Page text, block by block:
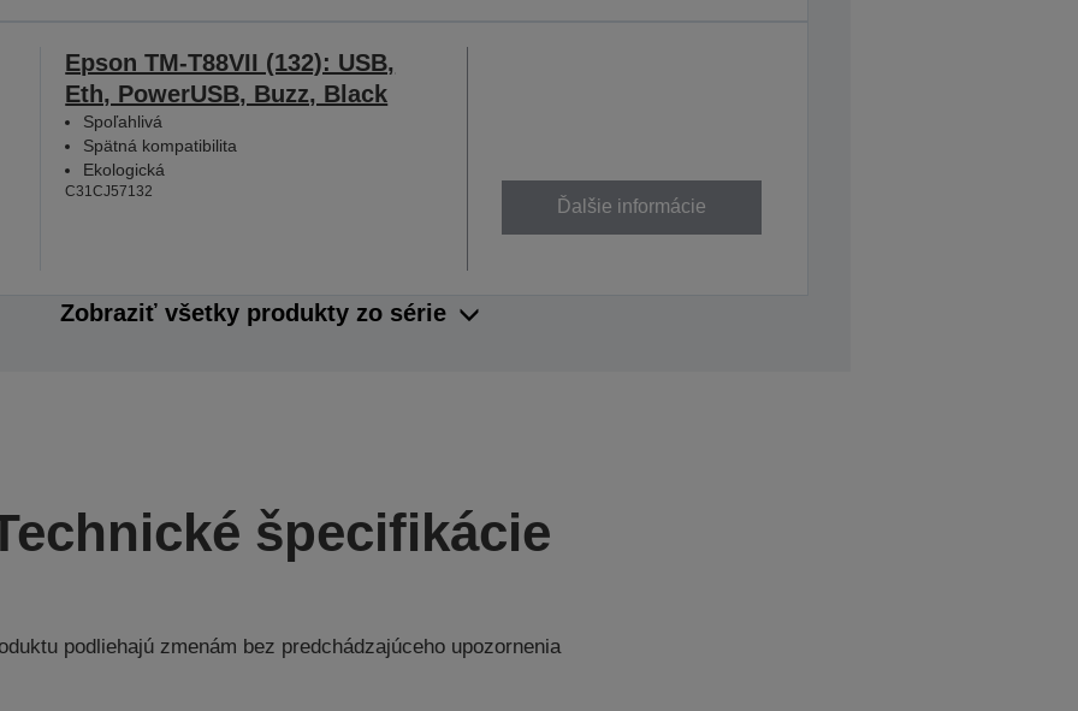
Epson TM-T88VII (132): USB,
Eth, PowerUSB, Buzz, Black
Spoľahlivá
Spätná kompatibilita
Ekologická
C31CJ57132
Ďalšie informácie
Zobraziť všetky produkty zo série
špecifikácie
podliehajú zmenám bez predchádzajúceho upozornenia